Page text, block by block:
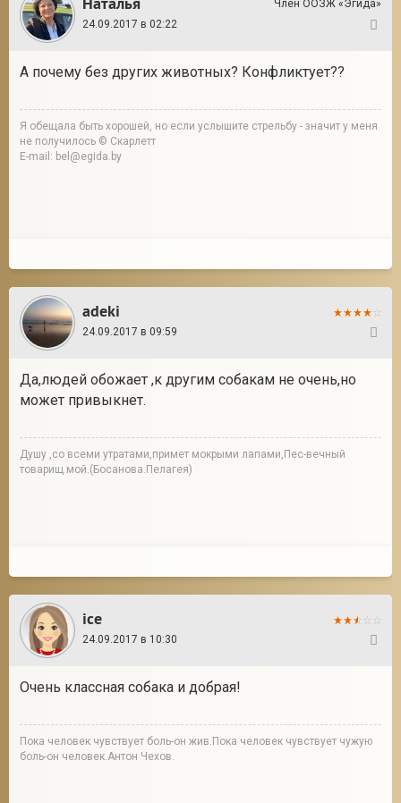
Член ООЗЖ «Эгида»
24.09.2017 в 02:22
А почему без других животных? Конфликтует??
Я обещала быть хорошей, но если услышите стрельбу - значит у меня
не получилось © Скарлетт
E-mail: bel@egida.by
adeki
24.09.2017 в 09:59
Да,людей обожает ,к другим собакам не очень,но
может привыкнет.
Душу ,со всеми утратами,примет мокрыми лапами,Пес-вечный
товарищ мой.(Босанова.Пелагея)
ice
24.09.2017 в 10:30
Очень классная собака и добрая!
Пока человек чувствует боль-он жив.Пока человек чувствует чужую
боль-он человек.Антон Чехов.